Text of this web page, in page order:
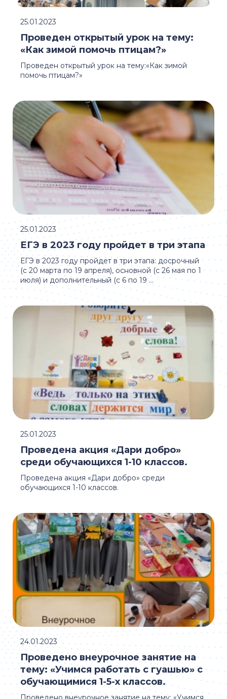
Проведен открытый урок на тему:«Как зимой
помочь птицам?»
Проведен открытый урок на тему:
«Как зимой помочь птицам?»
25.01.2023
ЕГЭ в 2023 году пройдет в три этапа: досрочный
(с 20 марта по 19 апреля), основной (с 26 мая по 1
июля) и дополнительный (с 6 по 19 ...
ЕГЭ в 2023 году пройдет в три этапа
25.01.2023
Проведена акция «Дари добро» среди
обучающихся 1-10 классов.
Проведена акция «Дари добро»
среди обучающихся 1-10 классов.
25.01.2023
Проведено внеурочное занятие на
тему: «Учимся работать с гуашью» с
обучающимися 1-5-х классов.
24.01.2023